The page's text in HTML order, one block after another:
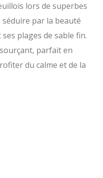
lors de superbes
par la beauté
ses plages de sable fin.
parfait en
du calme et de la